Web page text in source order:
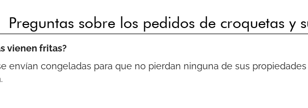
Preguntas sobre los pedidos de croquetas y
vienen fritas?
envían congeladas para que no pierdan ninguna de sus